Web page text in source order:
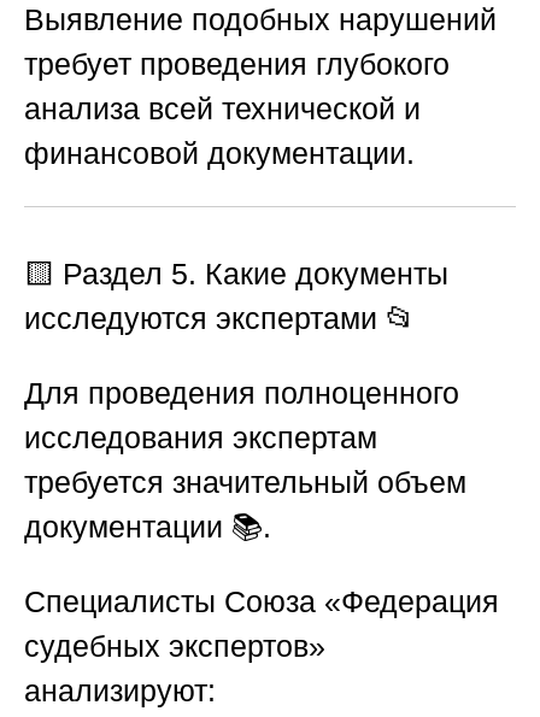
Выявление подобных нарушений
требует проведения глубокого
анализа всей технической и
финансовой документации.
🟨 Раздел 5. Какие документы
исследуются экспертами 📂
Для проведения полноценного
исследования экспертам
требуется значительный объем
документации 📚.
Специалисты Союза «Федерация
судебных экспертов»
анализируют: